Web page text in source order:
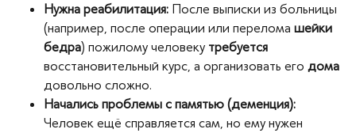
Нужна реабилитация: После выписки из больницы
(например, после операции или перелома шейки
бедра) пожилому человеку требуется
восстановительный курс, а организовать его дома
довольно сложно.
Начались проблемы с памятью (деменция):
Человек ещё справляется сам, но ему нужен